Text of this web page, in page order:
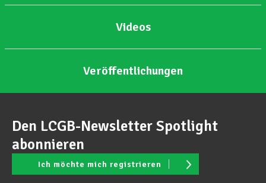
Videos
Veröffentlichungen
Den LCGB-Newsletter Spotlight
abonnieren
Ich möchte mich registrieren